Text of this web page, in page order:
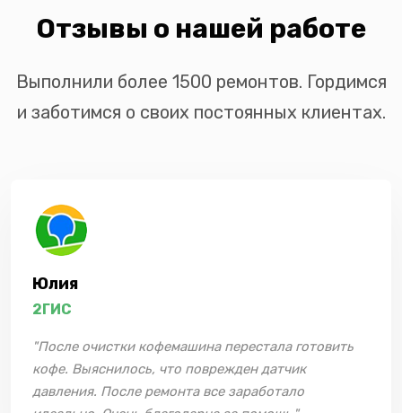
Отзывы о нашей работе
Выполнили более 1500 ремонтов. Гордимся
и заботимся о своих постоянных клиентах.
Юлия
2ГИС
"После очистки кофемашина перестала готовить
кофе. Выяснилось, что поврежден датчик
давления. После ремонта все заработало